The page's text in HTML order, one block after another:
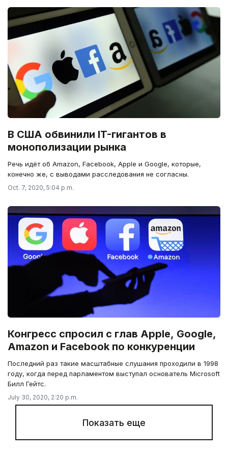
В США обвинили IT-гигантов в
монополизации рынка
Речь идёт об Amazon, Facebook, Apple и Google, которые,
конечно же, с выводами расследования не согласны.
Oct. 7, 2020, 5:04 p.m.
Конгресс спросил с глав Apple, Google,
Amazon и Facebook по конкуренции
Последний раз такие масштабные слушания проходили в 1998
году, когда перед парламентом выступал основатель Microsoft
Билл Гейтс.
July 30, 2020, 2:20 p.m.
Показать еще